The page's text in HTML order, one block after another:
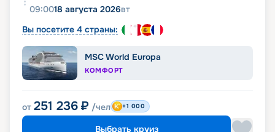
09:0018 августа 2026вт
Вы посетите 4 страны:
MSC World Europa
КОМФОРТ
от 251 236 ₽ /чел +1 000
Выбрать круиз